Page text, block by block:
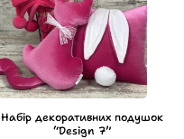
Набір декоративних подушок
“Design 7”